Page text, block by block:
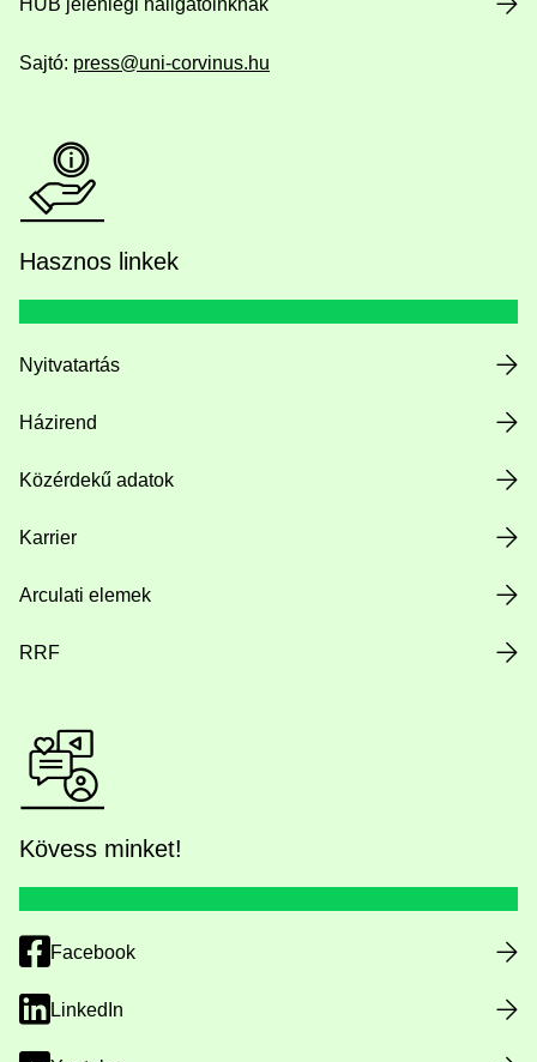
Sajtó: press@uni-corvinus.hu
Hasznos linkek
Nyitvatartás
Házirend
Közérdekű adatok
Karrier
Arculati elemek
RRF
Kövess minket!
Facebook
LinkedIn